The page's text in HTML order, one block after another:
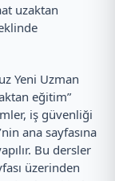
uzaktan
Yeni Uzman
eğitim”
iş güvenliği
ana sayfasına
Bu dersler
üzerinden